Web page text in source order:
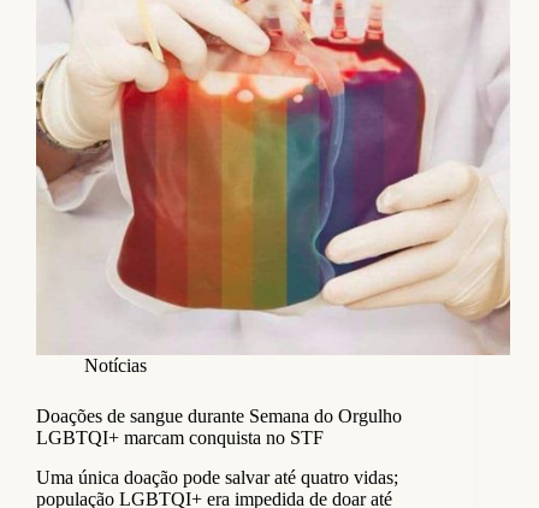
Notícias
Doações de sangue durante Semana do Orgulho
LGBTQI+ marcam conquista no STF
Uma única doação pode salvar até quatro vidas;
população LGBTQI+ era impedida de doar até